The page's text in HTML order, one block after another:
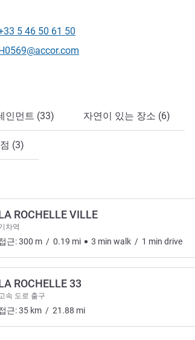
5 46 50 61 50
mail
인먼트 (33) 자연이 있는 장소 (6)
(3)
ROCHELLE VILLE
차역
근:300 m / 0.19 mi 3 min walk / 1 min drive
ROCHELLE 33
속 도로 출구
근:35 km / 21.88 mi